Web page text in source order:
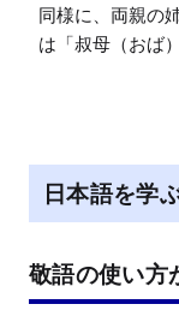
同様に、両親の
は「叔母（おば
日本語を学
敬語の使い方